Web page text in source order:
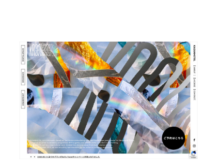
金融・銀行・投資・保険・M&A・商社
起業・事業支援・ボランティア・NPO
起業・事業支援・ボランティア・NPO
8
教育・スクール・保育・幼稚園・小中高・大学・専門学
校
教育・スクール・保育・幼稚園・小中高・大学・専門学
173
システム開発・IT・決済・アプリ・ソフトウェア
システム開発・IT・決済・アプリ・ソフトウェア
テクノロジー・AI・人工知能・スマートホーム・オンラ
イン